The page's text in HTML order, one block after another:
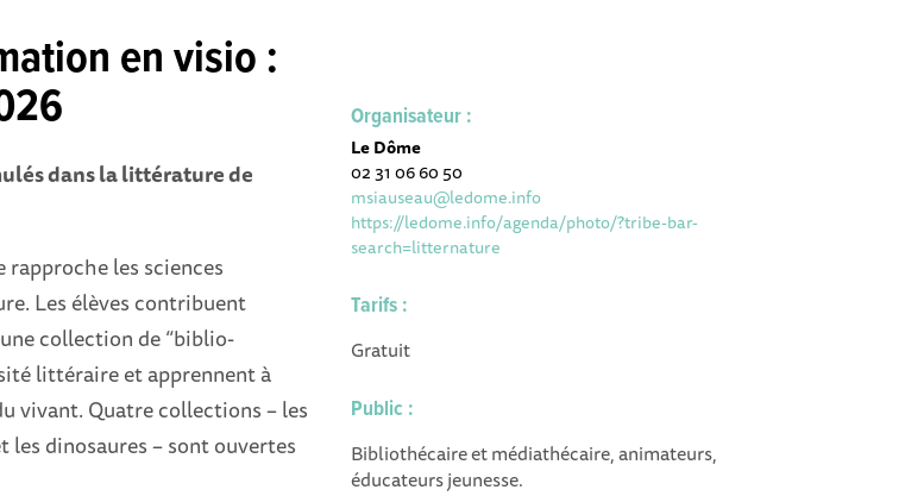
en visio :
dans la littérature de
les sciences
Les élèves contribuent
collection de “biblio-
littéraire et apprennent à
vivant. Quatre collections – les
les dinosaures – sont ouvertes
Organisateur :
Le Dôme
02 31 06 60 50
msiauseau@ledome.info
https://ledome.info/agenda/photo/?tribe-bar-
search=litternature
Tarifs :
Gratuit
Public :
Bibliothécaire et médiathécaire, animateurs,
éducateurs jeunesse.